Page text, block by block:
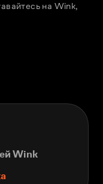
на Wink,
Wink